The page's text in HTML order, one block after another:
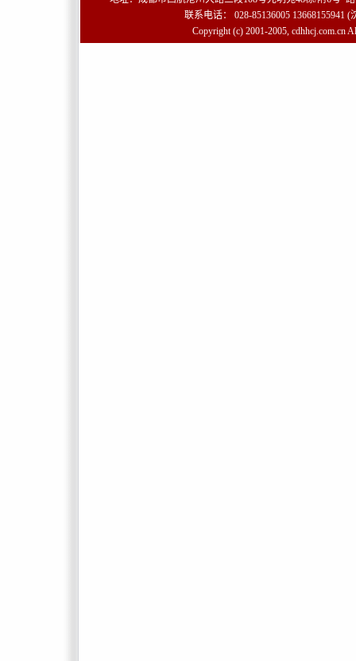
联系电话： 028-85136005 13668155941
Copyright (c) 2001-2005,